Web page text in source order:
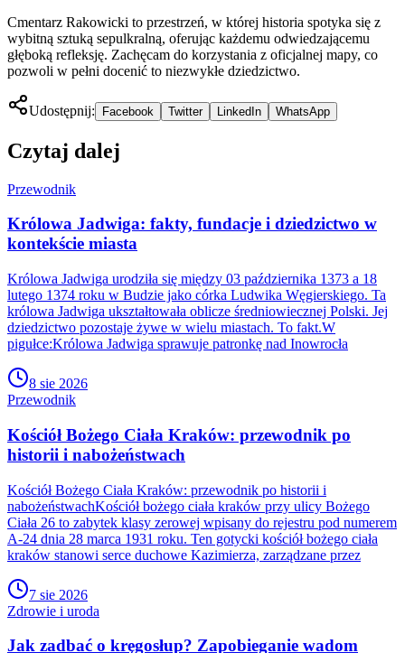
Cmentarz Rakowicki to przestrzeń, w której historia spotyka się z
wybitną sztuką sepulkralną, oferując każdemu odwiedzającemu
głęboką refleksję. Zachęcam do korzystania z oficjalnej mapy, co
pozwoli w pełni docenić to niezwykłe dziedzictwo.
Udostępnij: Facebook Twitter LinkedIn WhatsApp
Czytaj dalej
Przewodnik
Królowa Jadwiga: fakty, fundacje i dziedzictwo w
kontekście miasta
Królowa Jadwiga urodziła się między 03 października 1373 a 18
lutego 1374 roku w Budzie jako córka Ludwika Węgierskiego. Ta
królowa Jadwiga ukształtowała oblicze średniowiecznej Polski. Jej
dziedzictwo pozostaje żywe w wielu miastach. To fakt.W
pigułce:Królowa Jadwiga sprawuje patronkę nad Inowrocła
8 sie 2026
Przewodnik
Kościół Bożego Ciała Kraków: przewodnik po
historii i nabożeństwach
Kościół Bożego Ciała Kraków: przewodnik po historii i
nabożeństwachKościół bożego ciała kraków przy ulicy Bożego
Ciała 26 to zabytek klasy zerowej wpisany do rejestru pod numerem
A-24 dnia 28 marca 1931 roku. Ten gotycki kościół bożego ciała
kraków stanowi serce duchowe Kazimierza, zarządzane przez
7 sie 2026
Zdrowie i uroda
Jak zadbać o kręgosłup? Zapobieganie wadom